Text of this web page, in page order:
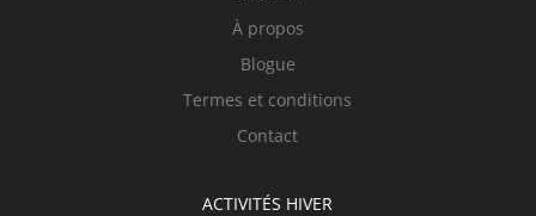
À propos
Blogue
Termes et conditions
Contact
ACTIVITÉS HIVER